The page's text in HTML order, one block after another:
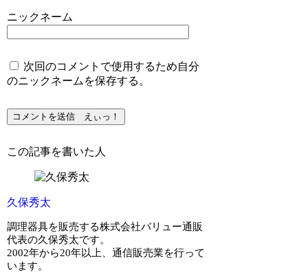
ニックネーム
次回のコメントで使用するため自分
のニックネームを保存する。
この記事を書いた人
久保秀太
調理器具を販売する株式会社バリュー通販
代表の久保秀太です。
2002年から20年以上、通信販売業を行って
います。